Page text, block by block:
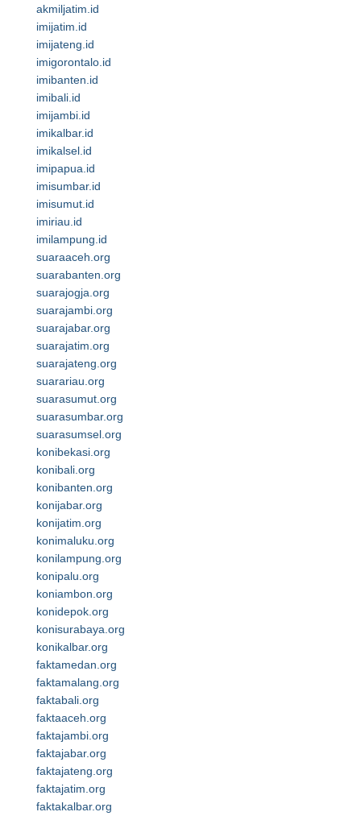
akmiljatim.id
imijatim.id
imijateng.id
imigorontalo.id
imibanten.id
imibali.id
imijambi.id
imikalbar.id
imikalsel.id
imipapua.id
imisumbar.id
imisumut.id
imiriau.id
imilampung.id
suaraaceh.org
suarabanten.org
suarajogja.org
suarajambi.org
suarajabar.org
suarajatim.org
suarajateng.org
suarariau.org
suarasumut.org
suarasumbar.org
suarasumsel.org
konibekasi.org
konibali.org
konibanten.org
konijabar.org
konijatim.org
konimaluku.org
konilampung.org
konipalu.org
koniambon.org
konidepok.org
konisurabaya.org
konikalbar.org
faktamedan.org
faktamalang.org
faktabali.org
faktaaceh.org
faktajambi.org
faktajabar.org
faktajateng.org
faktajatim.org
faktakalbar.org